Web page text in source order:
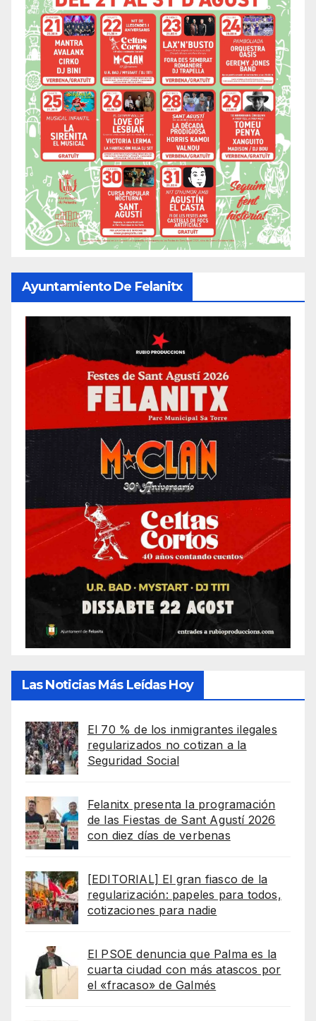
Ayuntamiento De Felanitx
Las Noticias Más Leídas Hoy
El 70 % de los inmigrantes ilegales
regularizados no cotizan a la
Seguridad Social
Felanitx presenta la programación
de las Fiestas de Sant Agustí 2026
con diez días de verbenas
[EDITORIAL] El gran fiasco de la
regularización: papeles para todos,
cotizaciones para nadie
El PSOE denuncia que Palma es la
cuarta ciudad con más atascos por
el «fracaso» de Galmés